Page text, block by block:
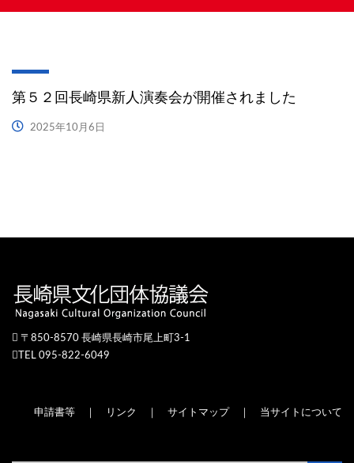
第５２回長崎県新人演奏会が開催されました
2025年10月6日
〒850-8570 長崎県長崎市尾上町3-1
TEL 095-822-6049
申請書等 リンク サイトマップ 当サイトについて